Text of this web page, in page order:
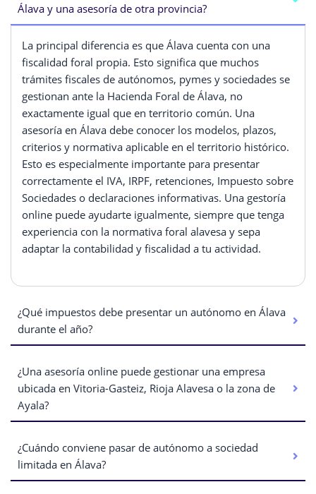
Álava y una asesoría de otra provincia?
La principal diferencia es que Álava cuenta con una
fiscalidad foral propia. Esto significa que muchos
trámites fiscales de autónomos, pymes y sociedades se
gestionan ante la Hacienda Foral de Álava, no
exactamente igual que en territorio común. Una
asesoría en Álava debe conocer los modelos, plazos,
criterios y normativa aplicable en el territorio histórico.
Esto es especialmente importante para presentar
correctamente el IVA, IRPF, retenciones, Impuesto sobre
Sociedades o declaraciones informativas. Una gestoría
online puede ayudarte igualmente, siempre que tenga
experiencia con la normativa foral alavesa y sepa
adaptar la contabilidad y fiscalidad a tu actividad.
¿Qué impuestos debe presentar un autónomo en Álava
durante el año?
¿Una asesoría online puede gestionar una empresa
ubicada en Vitoria-Gasteiz, Rioja Alavesa o la zona de
Ayala?
¿Cuándo conviene pasar de autónomo a sociedad
limitada en Álava?